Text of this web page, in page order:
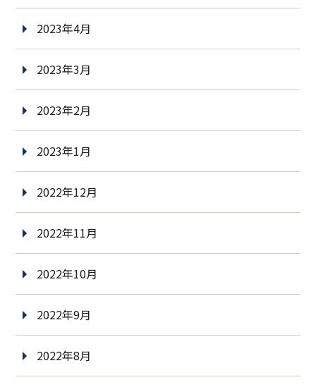
2023年4月
2023年3月
2023年2月
2023年1月
2022年12月
2022年11月
2022年10月
2022年9月
2022年8月